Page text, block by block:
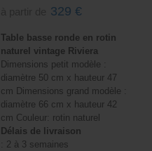
329 €
Table basse ronde en rotin
naturel vintage Riviera
Dimensions petit modèle :
diamètre 50 cm x hauteur 47
cm Dimensions grand modèle :
diamètre 66 cm x hauteur 42
cm Couleur: rotin naturel
Délais de livraison
: 2 à 3 semaines